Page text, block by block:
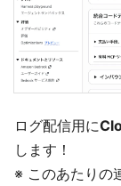
ログ配信用に
します！
※ このあたりの